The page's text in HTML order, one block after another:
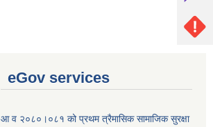
eGov services
आ व २०८०।०८१ को प्रथम त्रैमासिक सामाजिक सुरक्षा